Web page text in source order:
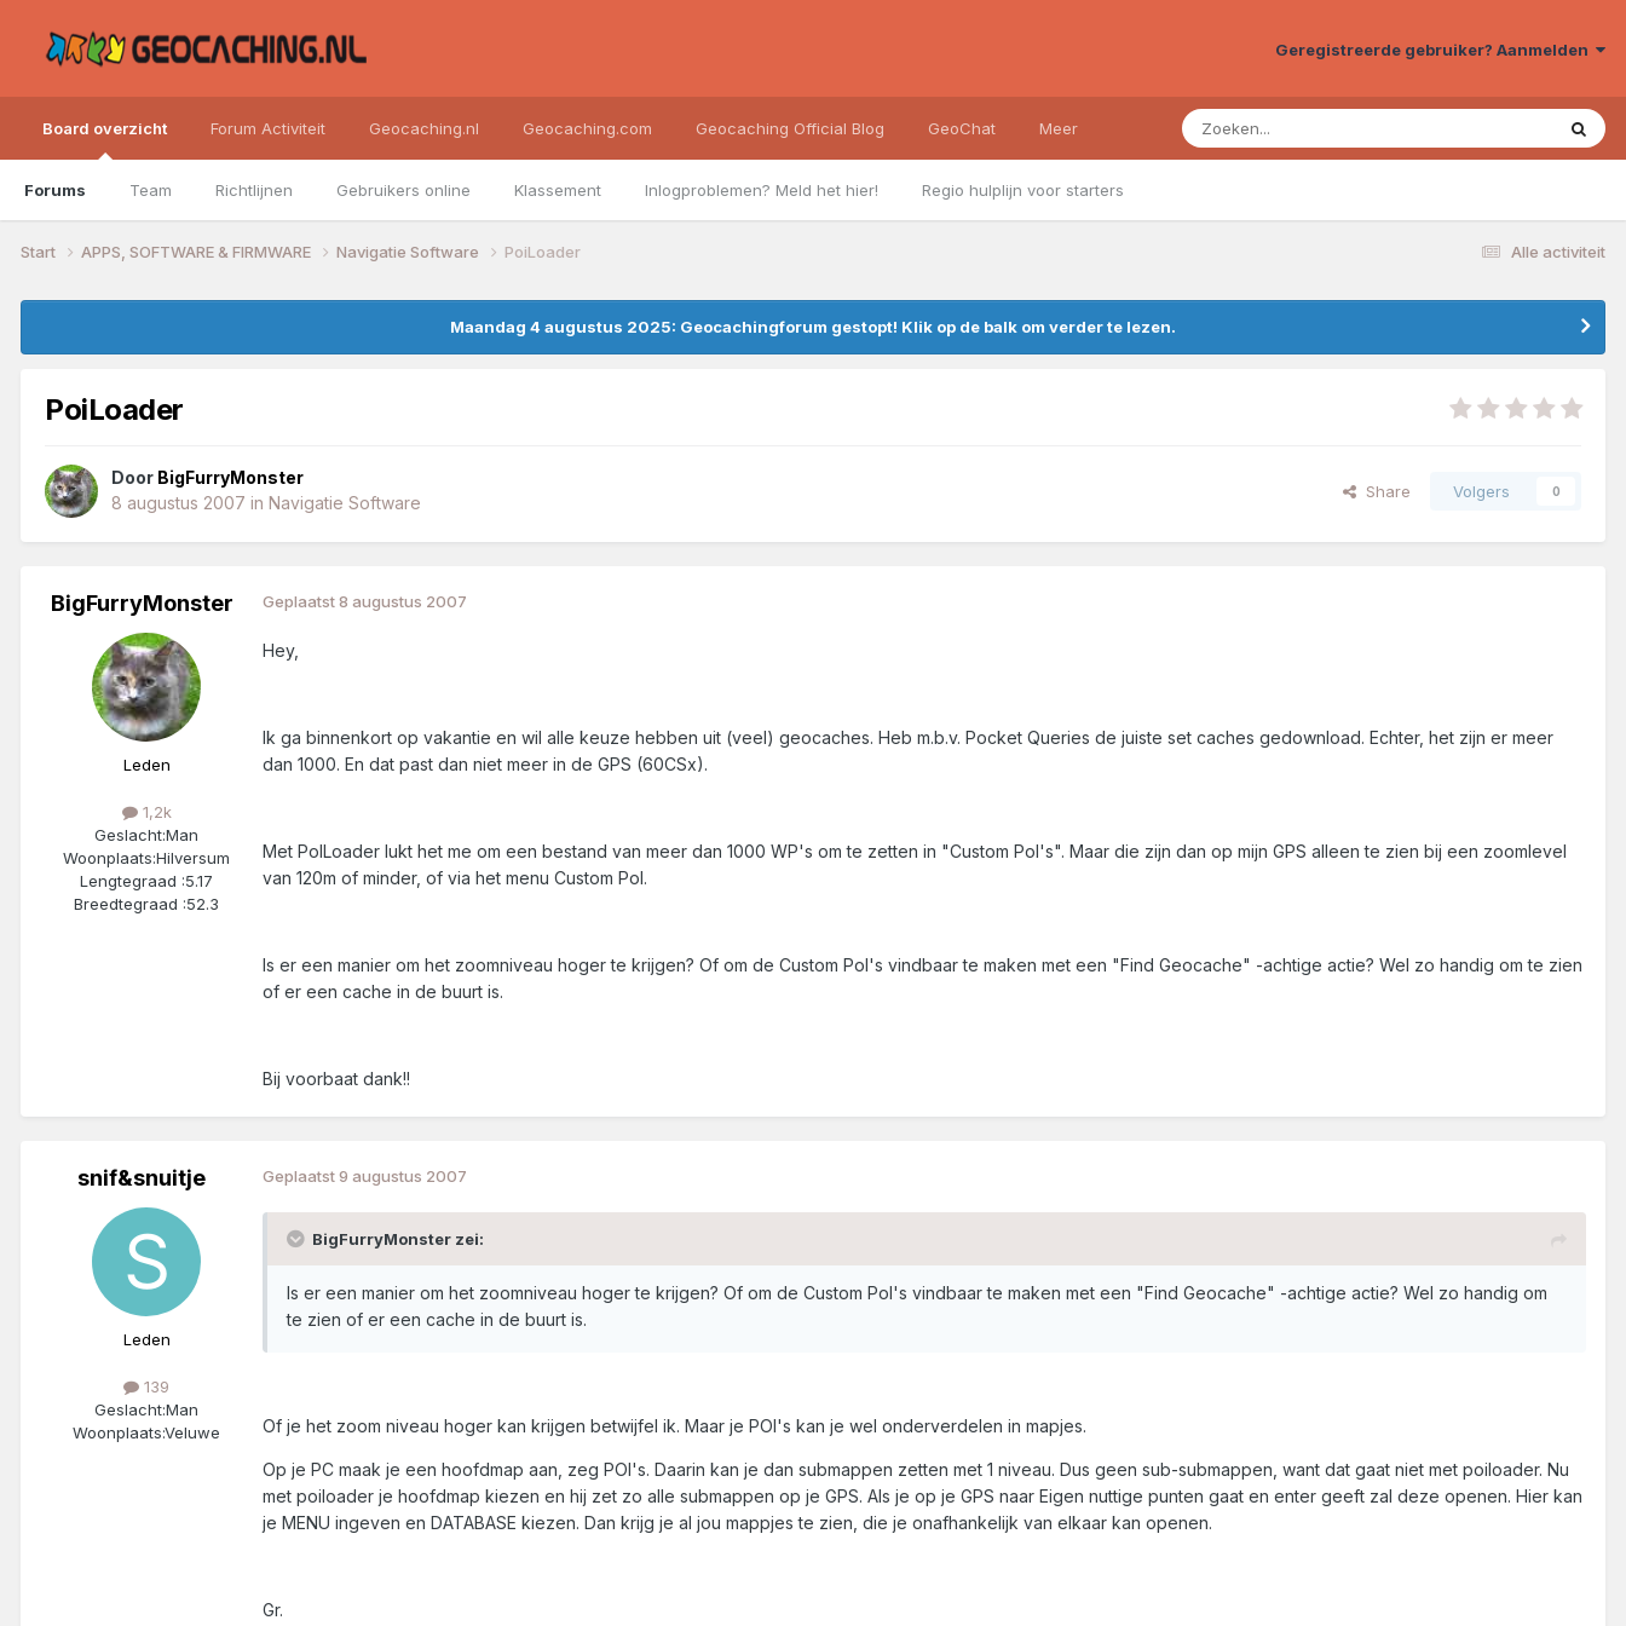
Geregistreerde gebruiker? Aanmelden
Board overzicht
Forums Team Richtlijnen Gebruikers online Klassement Inlogproblemen? Meld het hier! Regio hulplijn voor starters
Forum Activiteit Geocaching.nl Geocaching.com Geocaching Official Blog GeoChat Meer
Alle activiteit
Start APPS, SOFTWARE & FIRMWARE Navigatie Software PoiLoader
Maandag 4 augustus 2025: Geocachingforum gestopt! Klik op de balk om verder te lezen.
PoiLoader
Door BigFurryMonster
8 augustus 2007 in Navigatie Software
Share Volgers 0
BigFurryMonster
Leden
1,2k
Geslacht:Man
Woonplaats:Hilversum
Lengtegraad :5.17
Breedtegraad :52.3
Geplaatst8 augustus 2007
Hey,
Ik ga binnenkort op vakantie en wil alle keuze hebben uit (veel) geocaches. Heb m.b.v. Pocket Queries de juiste set caches gedownload. Echter, het zijn er meer
dan 1000. En dat past dan niet meer in de GPS (60CSx).
Met PoILoader lukt het me om een bestand van meer dan 1000 WP's om te zetten in "Custom PoI's". Maar die zijn dan op mijn GPS alleen te zien bij een zoomlevel
van 120m of minder, of via het menu Custom PoI.
Is er een manier om het zoomniveau hoger te krijgen? Of om de Custom PoI's vindbaar te maken met een "Find Geocache" -achtige actie? Wel zo handig om te zien
of er een cache in de buurt is.
Bij voorbaat dank!!
snif&snuitje
Leden
139
Geslacht:Man
Woonplaats:Veluwe
Geplaatst9 augustus 2007
BigFurryMonster zei:
Is er een manier om het zoomniveau hoger te krijgen? Of om de Custom PoI's vindbaar te maken met een "Find Geocache" -achtige actie? Wel zo handig om
te zien of er een cache in de buurt is.
Of je het zoom niveau hoger kan krijgen betwijfel ik. Maar je POI's kan je wel onderverdelen in mapjes.
Op je PC maak je een hoofdmap aan, zeg POI's. Daarin kan je dan submappen zetten met 1 niveau. Dus geen sub-submappen, want dat gaat niet met poiloader. Nu
met poiloader je hoofdmap kiezen en hij zet zo alle submappen op je GPS. Als je op je GPS naar Eigen nuttige punten gaat en enter geeft zal deze openen. Hier kan
je MENU ingeven en DATABASE kiezen. Dan krijg je al jou mappjes te zien, die je onafhankelijk van elkaar kan openen.
Gr.